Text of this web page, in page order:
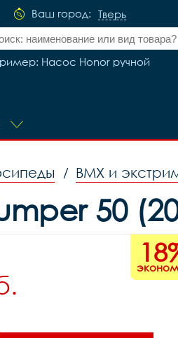
Ваш город: Тверь
Насос Honor ручной
/ BMX и
50